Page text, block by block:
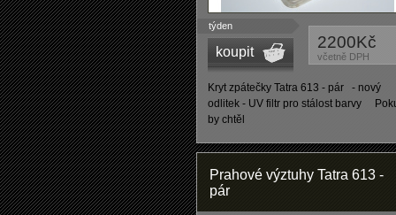
2200Kč
včetně DPH
týden
koupit
Kryt zpátečky Tatra 613 - pár - nový
odlitek - UV filtr pro stálost barvy
by chtěl
Prahové výztuhy Tatra 613 -
pár